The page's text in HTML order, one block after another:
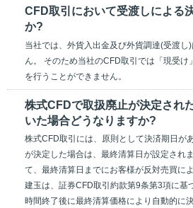
CFD取引において受渡しによる
か?
当社では、外貨入出金及び外貨調達(受渡し
ん。 そのため当社のCFD取引では「現受け
を行うことができません。
株式CFDで取扱廃止が決定され
いた場合どうなりますか?
株式CFD取引には、原則として決済期日が
が決定した場合は、最終清算日が設定され
て、最終清算日までにお客様が反対売買に
建玉は、証券CFD取引約款第9条第3項に基
時間終了後に最終清算価格により自動的に